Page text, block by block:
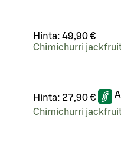
Hinta: 49,90 €
Chimichurri
Hinta: 27,90 €
Chimichurri